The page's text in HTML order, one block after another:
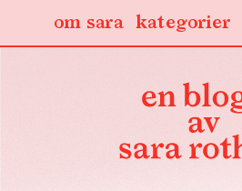
kategorier
om sara